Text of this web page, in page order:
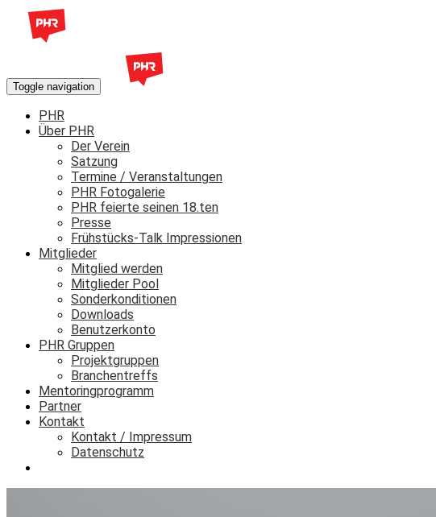
Toggle navigation
PHR
Über PHR
Der Verein
Satzung
Termine / Veranstaltungen
PHR Fotogalerie
PHR feierte seinen 18.ten
Presse
Frühstücks-Talk Impressionen
Mitglieder
Mitglied werden
Mitglieder Pool
Sonderkonditionen
Downloads
Benutzerkonto
PHR Gruppen
Projektgruppen
Branchentreffs
Mentoringprogramm
Partner
Kontakt
Kontakt / Impressum
Datenschutz